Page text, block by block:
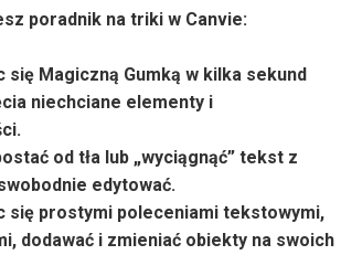
poradnik na triki w Canvie:
się Magiczną Gumką w kilka sekund
niechciane elementy i
od tła lub „wyciągnąć” tekst z
edytować.
się prostymi poleceniami tekstowymi,
dodawać i zmieniać obiekty na swoich